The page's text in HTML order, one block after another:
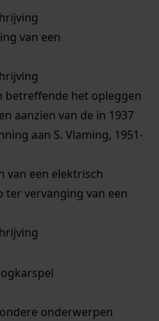
van een
betreffende het opleggen
aanzien van de in 1937
aan S. Vlaming, 1951-
van een elektrisch
ter vervanging van een
onderwerpen